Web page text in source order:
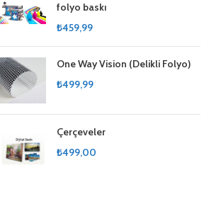
folyo baskı
₺459,99
One Way Vision (Delikli Folyo)
₺499,99
Çerçeveler
₺499,00